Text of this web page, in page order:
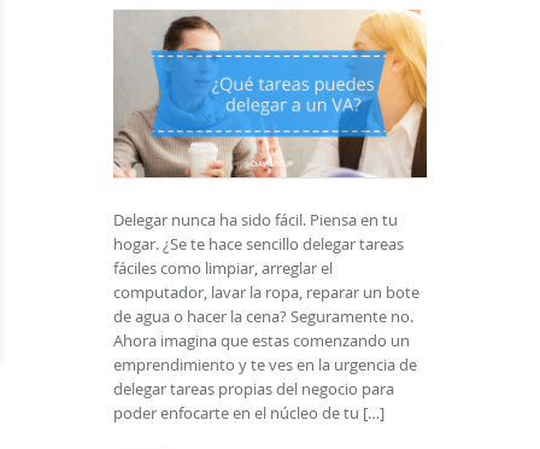
Delegar nunca ha sido fácil. Piensa en tu
hogar. ¿Se te hace sencillo delegar tareas
fáciles como limpiar, arreglar el
computador, lavar la ropa, reparar un bote
de agua o hacer la cena? Seguramente no.
Ahora imagina que estas comenzando un
emprendimiento y te ves en la urgencia de
delegar tareas propias del negocio para
poder enfocarte en el núcleo de tu […]